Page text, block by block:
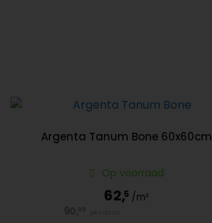
Argenta Tanum Bone 60x60cm
Op voorraad
62,5 /m²